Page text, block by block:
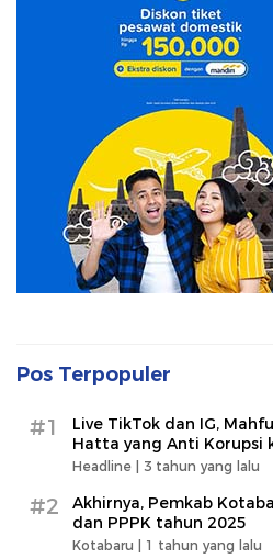
Pos Terpopuler
#1
Live TikTok dan IG,
Hatta yang Anti Korupsi
Headline | 3 tahun yang lalu
#2
Akhirnya, Pemkab
dan PPPK tahun 2025
Kotabaru | 1 tahun yang lalu